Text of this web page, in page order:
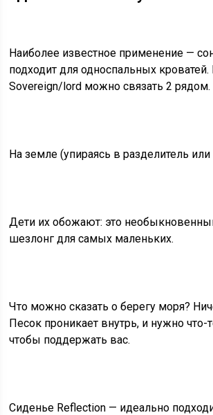
Наиболее известное применение —
подходит для односпальных кроватей.
Sovereign/lord можно связать 2 рядом.
На земле (упираясь в разделитель или
Дети их обожают: это
шезлонг для самых маленьких.
Что можно сказать о берегу моря?
Песок проникает внутрь, и нужно что-
чтобы поддержать вас.
Сиденье Reflection — идеально